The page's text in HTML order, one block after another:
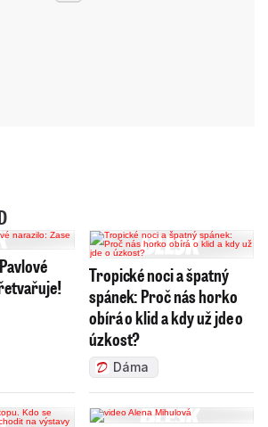
Tropické noci a špatný
spánek: Proč nás horko
obírá o klid a kdy už jde o
úzkost?
Dáma